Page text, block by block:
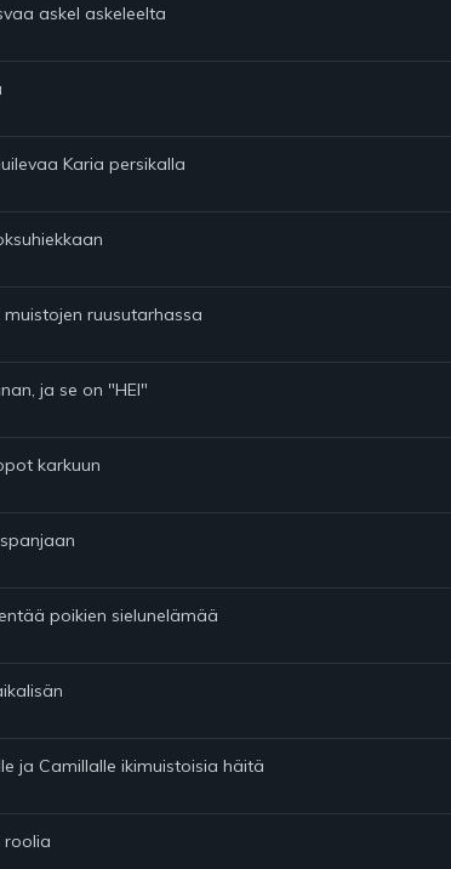
askel askeleelta
Karia persikalla
ruusutarhassa
ja se on "HEI"
karkuun
poikien sielunelämää
ja Camillalle ikimuistoisia häitä
roolia